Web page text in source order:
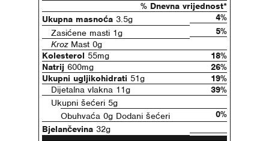
% Dnevna vrijednost*
Ukupna masnoća 3.5g
4%
Zasićene masti 1g
5%
KrozMast 0g
Kolesterol 55mg
18%
Natrij 600mg
26%
Ukupni ugljikohidrati 51g
19%
Dijetalna vlakna 11g
39%
Ukupni šećeri 5g
Obuhvaća 0g Dodani šećeri
0%
Bjelančevina 32g